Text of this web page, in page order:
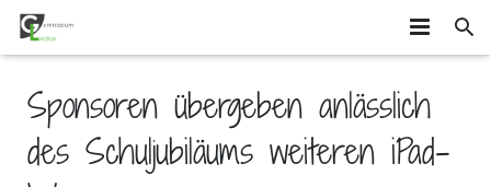
SCHÜLER
MITEINANDER GESTALTEN
SCHULE
Sponsoren übergeben anlässlich
des Schuljubiläums weiteren iPad-